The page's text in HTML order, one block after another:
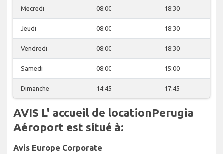
Mecredi 08:00 18:30
Jeudi 08:00 18:30
Vendredi 08:00 18:30
Samedi 08:00 15:00
Dimanche 14:45 17:45
AVIS L' accueil de locationPerugia
Aéroport est situé à:
Avis Europe Corporate